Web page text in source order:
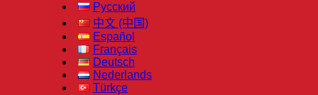
Русский
中文 (中国)
Español
Français
Deutsch
Nederlands
Türkçe